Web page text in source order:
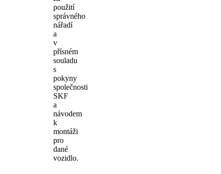
použití
správného
nářadí
a
v
přísném
souladu
s
pokyny
společnosti
SKF
a
návodem
k
montáži
pro
dané
vozidlo.